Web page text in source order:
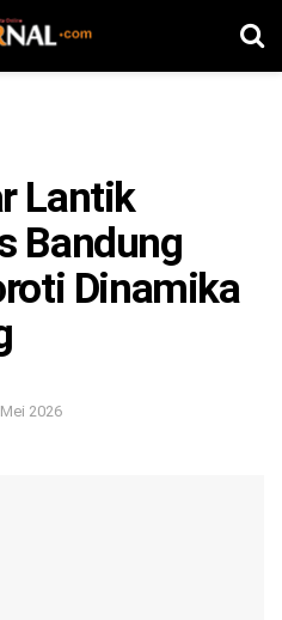
Lantik
Bandung
Dinamika
2026